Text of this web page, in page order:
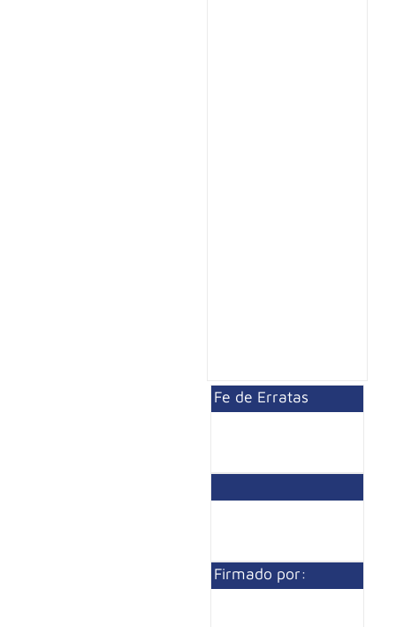
Fe de Erratas
Firmado por: